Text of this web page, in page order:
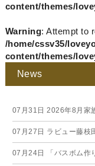
content/themes/
Warning: Attempt to
/home/cssv35/
content/themes/
News
07月31日 2026年8月家
07月27日 ラビュー藤枝
07月24日 「バスボム作